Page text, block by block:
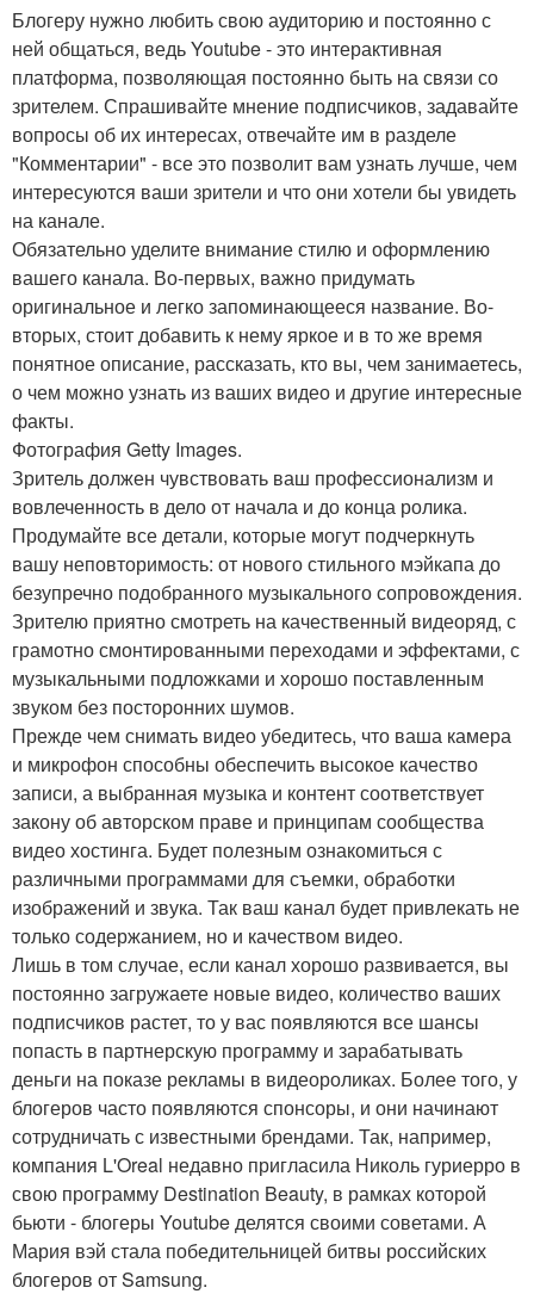
Блогеру нужно любить свою аудиторию и постоянно с
ней общаться, ведь Youtube - это интерактивная
платформа, позволяющая постоянно быть на связи со
зрителем. Спрашивайте мнение подписчиков, задавайте
вопросы об их интересах, отвечайте им в разделе
"Комментарии" - все это позволит вам узнать лучше, чем
интересуются ваши зрители и что они хотели бы увидеть
на канале.
Обязательно уделите внимание стилю и оформлению
вашего канала. Во-первых, важно придумать
оригинальное и легко запоминающееся название. Во-
вторых, стоит добавить к нему яркое и в то же время
понятное описание, рассказать, кто вы, чем занимаетесь,
о чем можно узнать из ваших видео и другие интересные
факты.
Фотография Getty Images.
Зритель должен чувствовать ваш профессионализм и
вовлеченность в дело от начала и до конца ролика.
Продумайте все детали, которые могут подчеркнуть
вашу неповторимость: от нового стильного мэйкапа до
безупречно подобранного музыкального сопровождения.
Зрителю приятно смотреть на качественный видеоряд, с
грамотно смонтированными переходами и эффектами, с
музыкальными подложками и хорошо поставленным
звуком без посторонних шумов.
Прежде чем снимать видео убедитесь, что ваша камера
и микрофон способны обеспечить высокое качество
записи, а выбранная музыка и контент соответствует
закону об авторском праве и принципам сообщества
видео хостинга. Будет полезным ознакомиться с
различными программами для съемки, обработки
изображений и звука. Так ваш канал будет привлекать не
только содержанием, но и качеством видео.
Лишь в том случае, если канал хорошо развивается, вы
постоянно загружаете новые видео, количество ваших
подписчиков растет, то у вас появляются все шансы
попасть в партнерскую программу и зарабатывать
деньги на показе рекламы в видеороликах. Более того, у
блогеров часто появляются спонсоры, и они начинают
сотрудничать с известными брендами. Так, например,
компания L'Oreal недавно пригласила Николь гуриерро в
свою программу Destination Beauty, в рамках которой
бьюти - блогеры Youtube делятся своими советами. А
Мария вэй стала победительницей битвы российских
блогеров от Samsung.